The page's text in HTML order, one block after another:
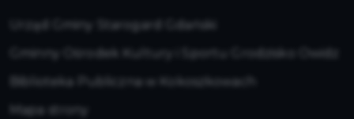
Urząd Gminy Starogard Gdański
Biblioteka Publiczna w Kokoszkowach
Mapa strony